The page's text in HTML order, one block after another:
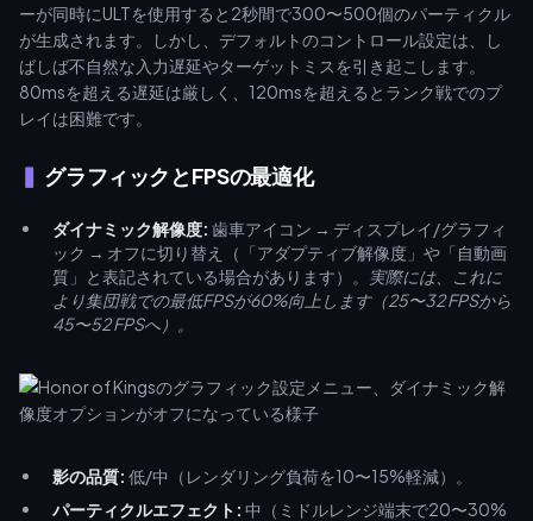
ーが同時にULTを使用すると2秒間で300〜500個のパーティクル
が生成されます。しかし、デフォルトのコントロール設定は、し
ばしば不自然な入力遅延やターゲットミスを引き起こします。
80msを超える遅延は厳しく、120msを超えるとランク戦でのプ
レイは困難です。
グラフィックとFPSの最適化
ダイナミック解像度: 歯車アイコン → ディスプレイ/グラフィ
ック → オフに切り替え（「アダプティブ解像度」や「自動画
質」と表記されている場合があります）。
実際には、これに
より集団戦での最低FPSが60%向上します（25〜32 FPSから
45〜52 FPSへ）。
影の品質: 低/中（レンダリング負荷を10〜15%軽減）。
パーティクルエフェクト: 中（ミドルレンジ端末で20〜30%